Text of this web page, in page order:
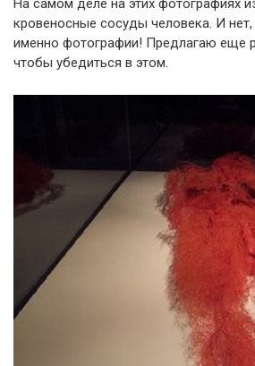
На самом деле на этих фотографиях
кровеносные сосуды человека. И нет,
именно фотографии! Предлагаю еще
чтобы убедиться в этом.